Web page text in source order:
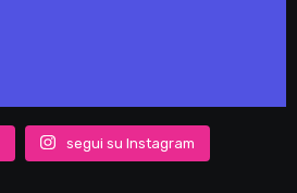
segui su Instagram